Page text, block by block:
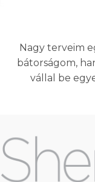
Nagy terveim
bátorságom,
vállal be